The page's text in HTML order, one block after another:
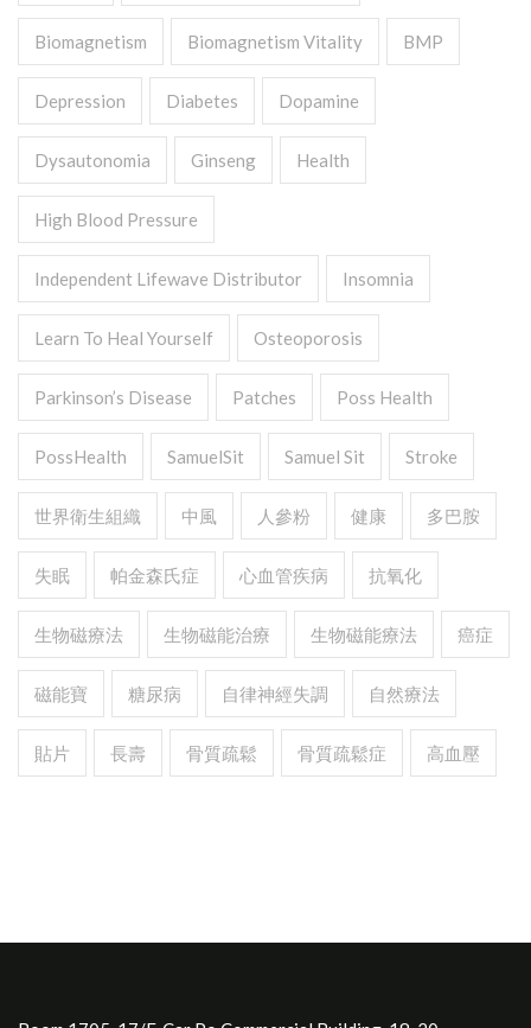
Biomagnetism Biomagnetism Vitality BMP
Depression Diabetes Dopamine
Dysautonomia Ginseng Health
High Blood Pressure
Independent Lifewave Distributor Insomnia
Learn To Heal Yourself Osteoporosis
Parkinson’s Disease Patches Poss Health
PossHealth SamuelSit Samuel Sit Stroke
世界衛生組織 中風 人參粉 健康 多巴胺
失眠 帕金森氏症 心血管疾病 抗氧化
生物磁療法 生物磁能治療 生物磁能療法 癌症
磁能寶 糖尿病 自律神經失調 自然療法
貼片 長壽 骨質疏鬆 骨質疏鬆症 高血壓